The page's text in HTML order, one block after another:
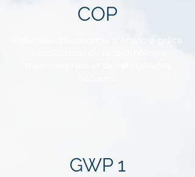
COP
Potentiel d'économie d'énergie grâce
GWP 1